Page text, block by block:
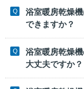
浴室暖房乾燥
できますか？
浴室暖房乾燥
大丈夫ですか？